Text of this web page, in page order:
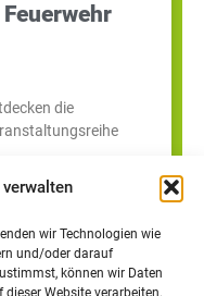
wir Technologien wie
und/oder darauf
können wir Daten
Website verarbeiten.
die